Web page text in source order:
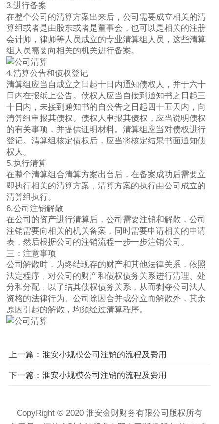
3.进行备案
在整个公司的清算方案出来后，公司需要成立相关的清
算组或者是由股东或者是董事会，也可以是相关的注册
会计师，律师等人员成立的专业清算组人员，这些清算
组人员需要向相关的机关进行备案。
4.清算公告和债权登记
清算组应当自成立之日起十日内通知债权人，并于六十
日内在报纸上公告。债权人应当自接到通知书之日起三
十日内，未接到通知书的自公告之日起四十五天内，向
清算组申报其债权。债权人申报其债权，应当说明债权
的有关事项，并提供证明材料。清算组应当对债权进行
登记。清算组核定债权后，应当将核定结果书面通知债
权人。
5.执行清算
在整个清算组合清算方案出台后，在备案成功后需要立
即执行相关的清算方案，清算方案的执行由公司成立的
清算组执行。
6.公司注销解散
在公司的资产进行清算后，公司需要注销和解散，公司
注销需要向相关的机关备案，同时需要申请相关的申请
表，然后根据公司的注销流程一步一步注销公司。
三：注意事项
公司解散时，为终结现存的财产和其他法律关系，依照
法定程序，对公司的财产和债权债务关系进行清理、处
分和分配，以了结其债权债务关系，从而剥夺公司法人
资格的法律行为。公司除因合并或分立而解散外，其余
原因引起的解散，均须经过清算程序。
上一篇：淮安小规模公司注销的流程及费用
下一篇：淮安小规模公司注销的流程及费用
CopyRight © 2020 淮安金财财务有限公司版权所有